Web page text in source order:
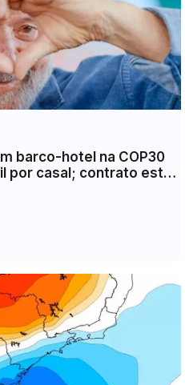
barco-hotel na COP30
por casal; contrato está